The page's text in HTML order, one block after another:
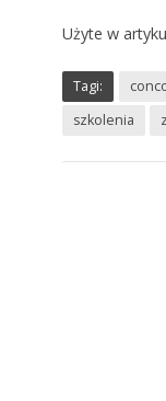
Użyte w
Tagi:
szkolenia